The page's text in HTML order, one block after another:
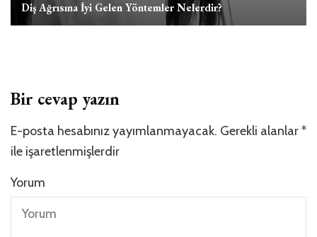
Diş Ağrısına İyi Gelen Yöntemler Nelerdir?
Bir cevap yazın
E-posta hesabınız yayımlanmayacak. Gerekli alanlar*
ile işaretlenmişlerdir
Yorum